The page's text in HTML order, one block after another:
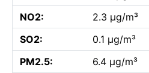
NO2:
2.3 µg/m³
SO2:
0.1 µg/m³
PM2.5:
6.4 µg/m³